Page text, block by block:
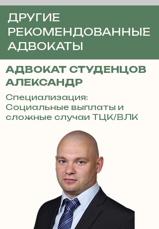
ДРУГИЕ
РЕКОМЕНДОВАННЫЕ
АДВОКАТЫ
АДВОКАТ СТУДЕНЦОВ
АЛЕКСАНДР
Специализация:
Социальные выплаты и
сложные случаи ТЦК/ВЛК